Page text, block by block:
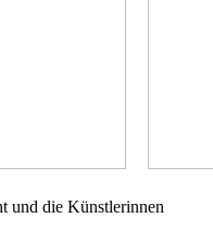
und die Künstlerinnen